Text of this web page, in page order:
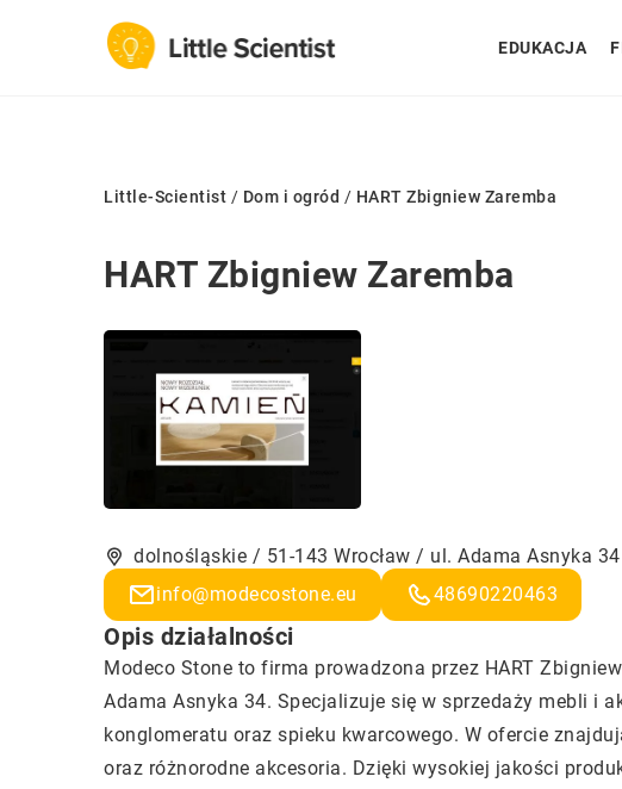
EDUKACJA
Little-Scientist / Dom i ogród / HART Zbigniew Zaremba
HART Zbigniew Zaremba
dolnośląskie / 51-143 Wrocław / ul. Adama Asnyka 34
info@modecostone.eu
48690220463
Opis działalności
Modeco Stone to firma prowadzona przez HART
Adama Asnyka 34. Specjalizuje się w sprzedaży mebli i
konglomeratu oraz spieku kwarcowego. W ofercie
oraz różnorodne akcesoria. Dzięki wysokiej jakości